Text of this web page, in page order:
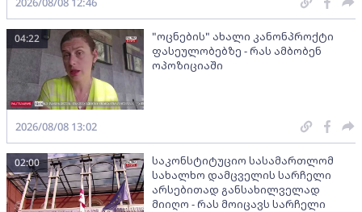
"ოცნების" ახალი კანონპროქტი
ფასეულობებზე - რას ამბობენ
ოპოზიციაში
04:22
2026/08/08 13:02
საკონსტიტუციო სასამართლომ
სახალხო დამცველის სარჩელი
არსებითად განსახილველად
მიიღო - რას მოიცავს სარჩელი
02:00